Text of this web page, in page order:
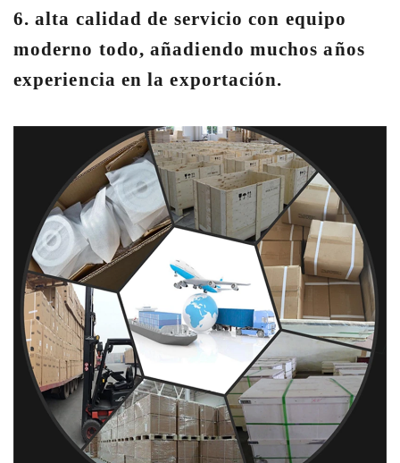
6. alta calidad de servicio con equipo
moderno todo, añadiendo muchos años
experiencia en la exportación.